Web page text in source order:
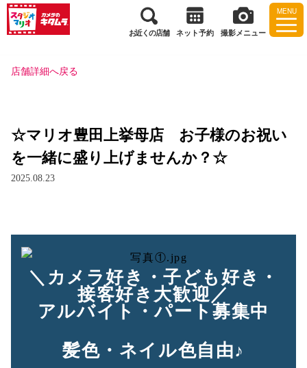
MENU
お近くの店舗 ネット予約 撮影メニュー
店舗詳細へ戻る
☆マリオ豊田上挙母店 お子様のお祝い
を一緒に盛り上げませんか？☆
2025.08.23
＼カメラ好き・子ども好き・
接客好き大歓迎／
アルバイト・パート募集中
髪色・ネイル色自由♪